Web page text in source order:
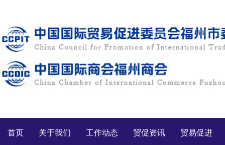
首页 关于我们 工作动态 贸促资讯 贸易促进